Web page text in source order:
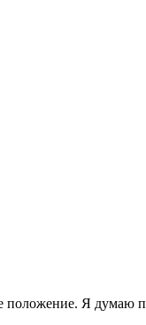
положение. Я думаю